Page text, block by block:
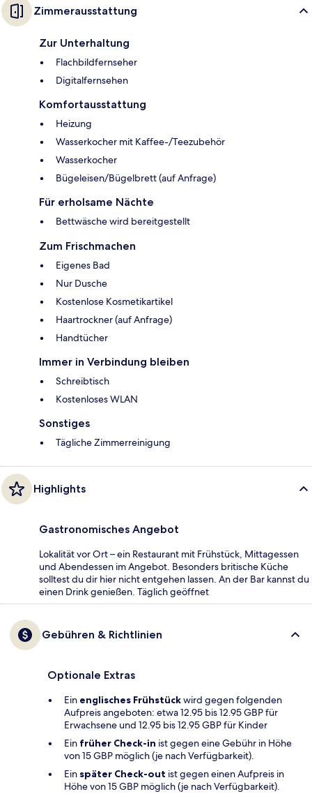
Zimmerausstattung
Zur Unterhaltung
Flachbildfernseher
Digitalfernsehen
Komfortausstattung
Heizung
Wasserkocher mit Kaffee-/Teezubehör
Wasserkocher
Bügeleisen/Bügelbrett (auf Anfrage)
Für erholsame Nächte
Bettwäsche wird bereitgestellt
Zum Frischmachen
Eigenes Bad
Nur Dusche
Kostenlose Kosmetikartikel
Haartrockner (auf Anfrage)
Handtücher
Immer in Verbindung bleiben
Schreibtisch
Kostenloses WLAN
Sonstiges
Tägliche Zimmerreinigung
Highlights
Gastronomisches Angebot
Lokalität vor Ort – ein Restaurant mit Frühstück, Mittagessen
und Abendessen im Angebot. Besonders britische Küche
solltest du dir hier nicht entgehen lassen. An der Bar kannst du
einen Drink genießen. Täglich geöffnet
Gebühren & Richtlinien
Optionale Extras
Ein englisches Frühstückwird gegen folgenden
Aufpreis angeboten: etwa 12.95 bis 12.95 GBP für
Erwachsene und 12.95 bis 12.95 GBP für Kinder
Ein früher Check-in ist gegen eine Gebühr in Höhe
von 15 GBP möglich (je nach Verfügbarkeit).
Ein später Check-out ist gegen einen Aufpreis in
Höhe von 15 GBP möglich (je nach Verfügbarkeit).